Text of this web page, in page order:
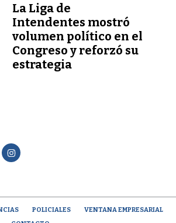
La Liga de
Intendentes mostró
volumen político en el
Congreso y reforzó su
estrategia
POLICIALES VENTANA EMPRESARIAL